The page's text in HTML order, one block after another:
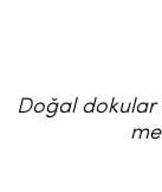
Doğal dokular